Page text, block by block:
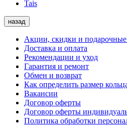
Tais
назад
Акции, скидки и
Доставка и оплата
Рекомендации и уход
Гарантия и ремонт
Обмен и возврат
Как определить размер
Вакансии
Договор оферты
Договор оферты
Политика обработки